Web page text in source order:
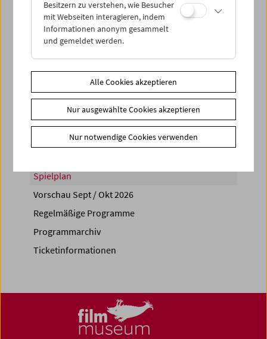
Share on
Spielplan
Vorschau Sept / Okt 2026
Regelmäßige Programme
Programmarchiv
Ticketinformationen
Besitzern zu verstehen, wie Besucher
mit Webseiten interagieren, indem
Informationen anonym gesammelt
und gemeldet werden.
Alle Cookies akzeptieren
Nur ausgewählte Cookies akzeptieren
Nur notwendige Cookies verwenden